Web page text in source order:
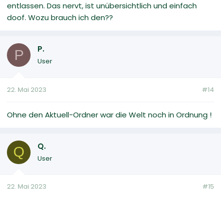
entlassen. Das nervt, ist unübersichtlich und einfach
doof. Wozu brauch ich den??
P P.
User
22. Mai 2023 #14
Ohne den Aktuell-Ordner war die Welt noch in Ordnung !
Q Q.
User
22. Mai 2023 #15